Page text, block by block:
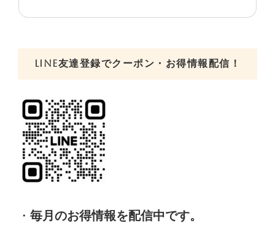
LINE友達登録でクーポン・お得情報配信！
・ 毎月のお得情報を配信中です。